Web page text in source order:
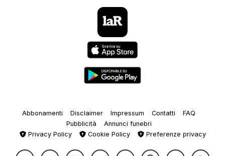
Abbonamenti Disclaimer Impressum Contatti
FAQ
Pubblicità
Annunci funebri
Privacy Policy
Cookie Policy Preferenze privacy